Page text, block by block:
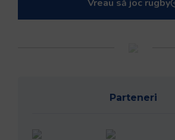
Vreau să joc rugby
Parteneri